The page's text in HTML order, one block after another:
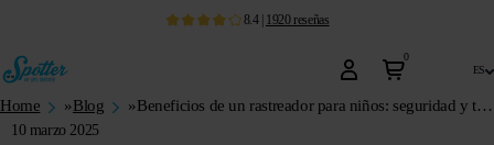
8.4| 1920 reseñas
0
es
Home »Blog » Beneficios de un rastreador para niños: seguridad y tranquilidad para los padres
10 marzo 2025